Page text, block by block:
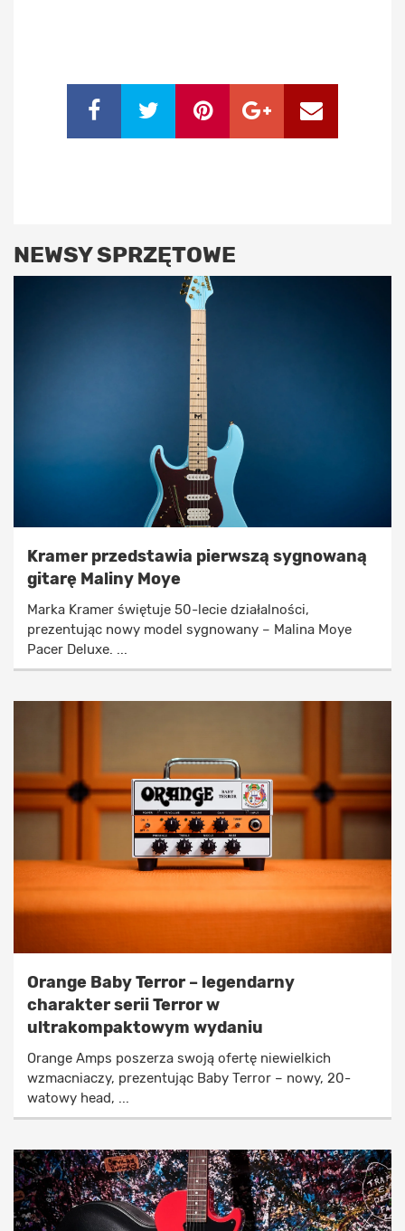
NEWSY SPRZĘTOWE
Kramer przedstawia pierwszą sygnowaną
gitarę Maliny Moye
Marka Kramer świętuje 50-lecie działalności,
prezentując nowy model sygnowany – Malina Moye
Pacer Deluxe. ...
Orange Baby Terror – legendarny
charakter serii Terror w
ultrakompaktowym wydaniu
Orange Amps poszerza swoją ofertę niewielkich
wzmacniaczy, prezentując Baby Terror – nowy, 20-
watowy head, ...